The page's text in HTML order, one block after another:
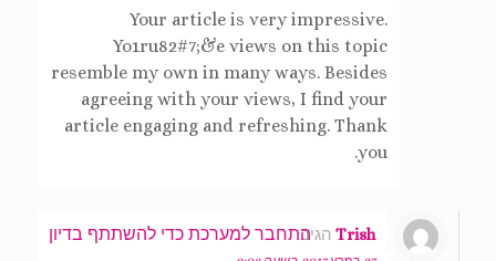
Your article is very impressive.
Yo1ru82#7;&e views on this topic
resemble my own in many ways. Besides
agreeing with your views, I find your
article engaging and refreshing. Thank
you.
Trish הגיב:התחבר למערכת כדי להשתתף בדיון